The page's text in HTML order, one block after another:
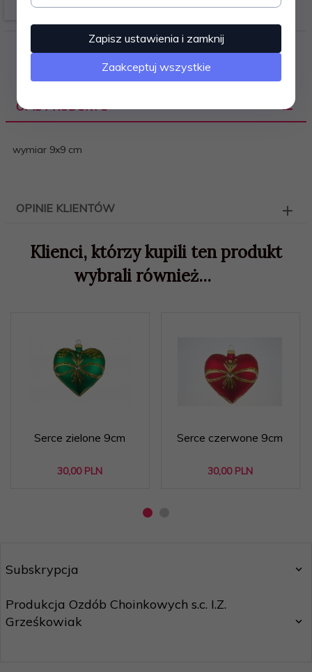
OPIS PRODUKTU
wymiar 9x9 cm
OPINIE KLIENTÓW
Klienci, którzy kupili ten produkt
wybrali również...
Serce zielone 9cm
30,00 PLN
Serce czerwone 9cm
30,00 PLN
Subskrypcja
Produkcja Ozdób Choinkowych s.c. I.Z.
Grześkowiak
Zapisz ustawienia i zamknij
Zaakceptuj wszystkie